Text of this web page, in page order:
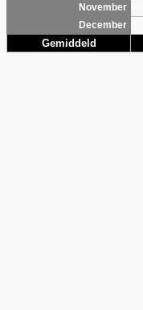
November
December
Gemiddeld